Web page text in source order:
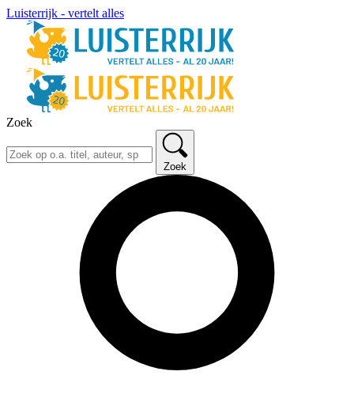
Luisterrijk - vertelt alles
Zoek
Zoek